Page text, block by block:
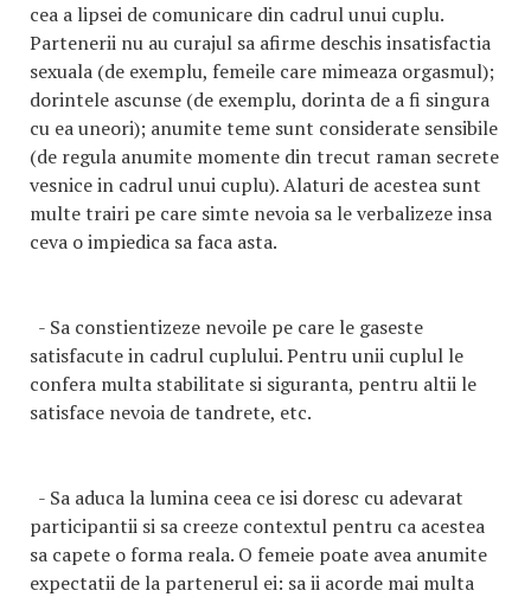
cea a lipsei de comunicare din cadrul unui cuplu.
Partenerii nu au curajul sa afirme deschis insatisfactia
sexuala (de exemplu, femeile care mimeaza orgasmul);
dorintele ascunse (de exemplu, dorinta de a fi singura
cu ea uneori); anumite teme sunt considerate sensibile
(de regula anumite momente din trecut raman secrete
vesnice in cadrul unui cuplu). Alaturi de acestea sunt
multe trairi pe care simte nevoia sa le verbalizeze insa
ceva o impiedica sa faca asta.
- Sa constientizeze nevoile pe care le gaseste
satisfacute in cadrul cuplului. Pentru unii cuplul le
confera multa stabilitate si siguranta, pentru altii le
satisface nevoia de tandrete, etc.
- Sa aduca la lumina ceea ce isi doresc cu adevarat
participantii si sa creeze contextul pentru ca acestea
sa capete o forma reala. O femeie poate avea anumite
expectatii de la partenerul ei: sa ii acorde mai multa